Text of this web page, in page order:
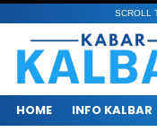
SCROLL
HOME INFO KALBAR